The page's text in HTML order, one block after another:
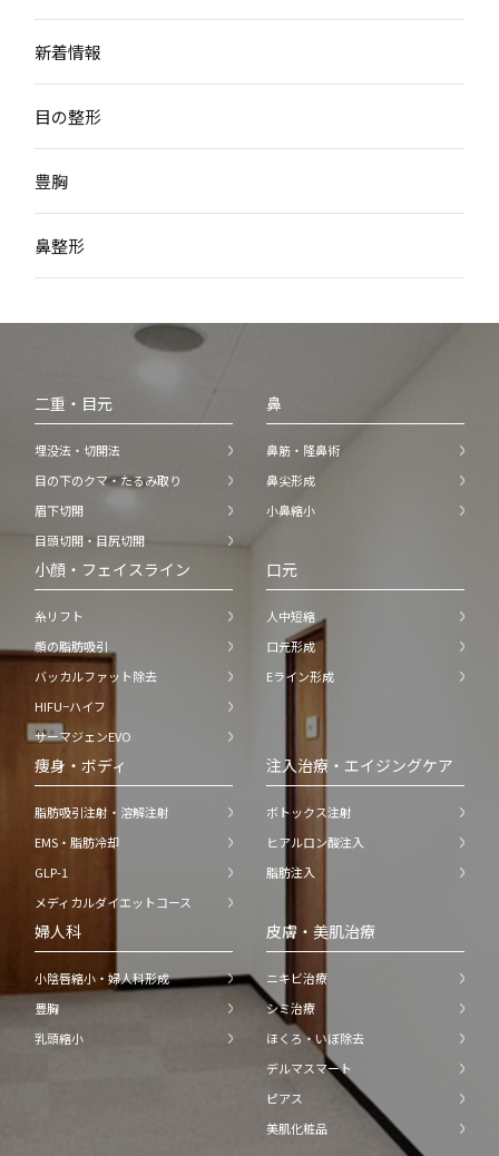
新着情報
目の整形
豊胸
鼻整形
二重・目元
埋没法・切開法
目の下のクマ・たるみ取り
眉下切開
目頭切開・目尻切開
鼻
鼻筋・隆鼻術
鼻尖形成
小鼻縮小
小顔・フェイスライン
糸リフト
顔の脂肪吸引
バッカルファット除去
HIFU−ハイフ
サーマジェンEVO
口元
人中短縮
口元形成
Eライン形成
痩身・ボディ
脂肪吸引注射・溶解注射
EMS・脂肪冷却
GLP-1
メディカルダイエットコース
注入治療・エイジングケア
ボトックス注射
ヒアルロン酸注入
脂肪注入
婦人科
小陰唇縮小・婦人科形成
豊胸
乳頭縮小
皮膚・美肌治療
ニキビ治療
シミ治療
ほくろ・いぼ除去
デルマスマート
ピアス
美肌化粧品